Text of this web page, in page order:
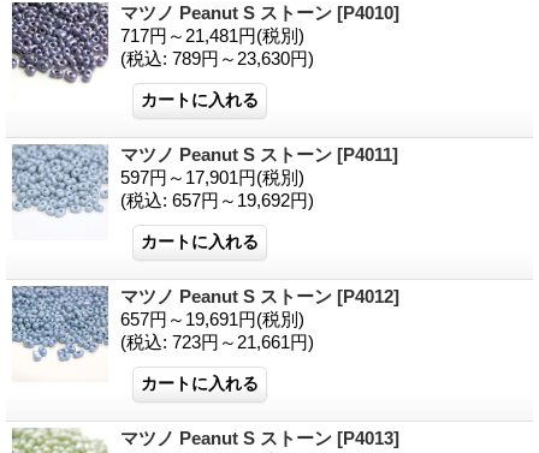
マツノ Peanut S ストーン [P4010]
717円～21,481円(税別)
(税込: 789円～23,630円)
マツノ Peanut S ストーン [P4011]
597円～17,901円(税別)
(税込: 657円～19,692円)
マツノ Peanut S ストーン [P4012]
657円～19,691円(税別)
(税込: 723円～21,661円)
マツノ Peanut S ストーン [P4013]